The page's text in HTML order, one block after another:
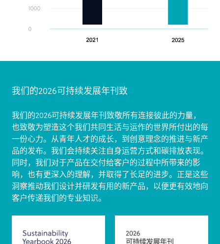
我们的2026可持续发展年刊致
我们的2026可持续发展年刊致敬所有连接彼此的力量，
也致敬为塑造这个我们共同生活与运作的世界所付出的每
一份心力。从青年人才的成长，到创意理念的推进与新产
品的发布。我们会持续关注自身运营方式和碳排放表现。
同时，我们对于产品在交付给客户的过程中所带来的影
响，也有更深入的理解，并取得了长足的进步。正是这些
洞察推动我们设计并研发有用的新产品，以便更有效地向
客户传递我们的专业知识。